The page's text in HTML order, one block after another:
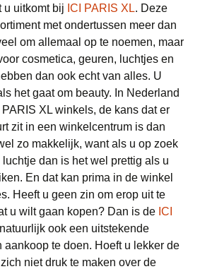
u uitkomt bij ICI PARIS XL. Deze
met ondertussen meer dan
om allemaal op te noemen, maar
cosmetica, geuren, luchtjes en
dan ook echt van alles. U
het gaat om beauty. In Nederland
XL winkels, de kans dat er
zit in een winkelcentrum is dan
zo makkelijk, want als u op zoek
dan is het wel prettig als u
En dat kan prima in de winkel
Heeft u geen zin om erop uit te
u wilt gaan kopen? Dan is de ICI
natuurlijk ook een uitstekende
aankoop te doen. Hoeft u lekker de
niet druk te maken over de